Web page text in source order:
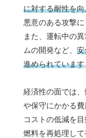
に対する耐性を
悪意のある攻撃
また、運転中の
ムの開発など、 安
進められています
経済性の面では
や保守にかかる
コストの低減を
燃料を再処理し